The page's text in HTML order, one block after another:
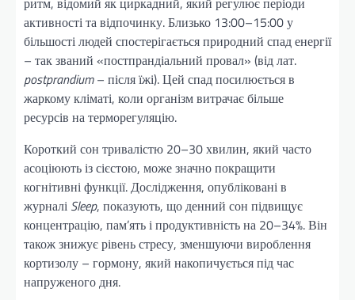
активності та відпочинку. Близько 13:00–15:00 у
більшості людей спостерігається природний спад енергії
– так званий «постпрандіальний провал» (від лат.
postprandium– після їжі). Цей спад посилюється в
жаркому кліматі, коли організм витрачає більше
ресурсів на терморегуляцію.
Короткий сон тривалістю 20–30 хвилин, який часто
асоціюють із сієстою, може значно покращити
когнітивні функції. Дослідження, опубліковані в
журналі Sleep, показують, що денний сон підвищує
концентрацію, пам’ять і продуктивність на 20–34%. Він
також знижує рівень стресу, зменшуючи вироблення
кортизолу – гормону, який накопичується під час
напруженого дня.